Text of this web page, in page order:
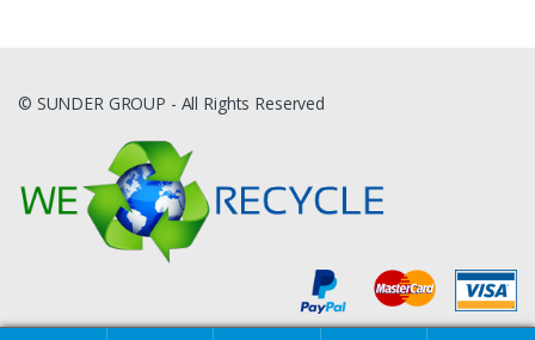
© SUNDER GROUP - All Rights Reserved